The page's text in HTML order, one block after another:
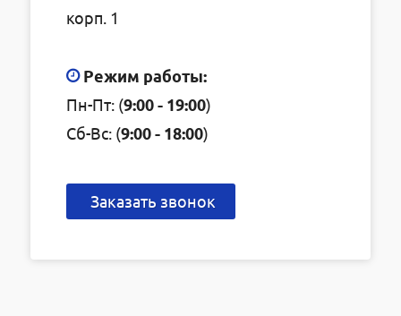
корп. 1
Режим работы:
Пн-Пт: (9:00 - 19:00)
Сб-Вс: (9:00 - 18:00)
Заказать звонок